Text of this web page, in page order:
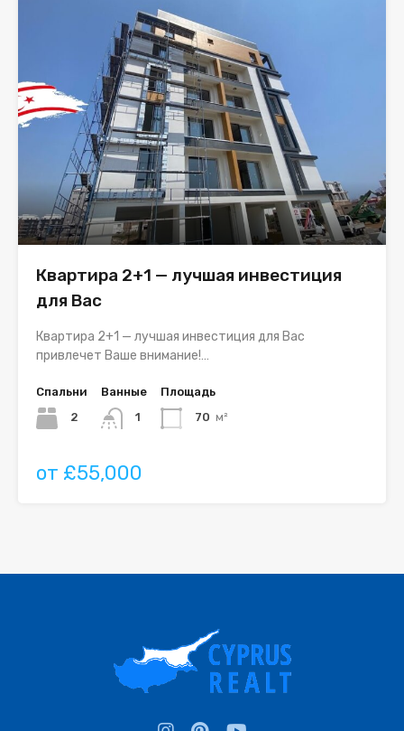
Квартира 2+1 — лучшая инвестиция
для Вас
Квартира 2+1 — лучшая инвестиция для Вас
привлечет Ваше внимание!…
Спальни
2
Ванные
1
Площадь
70 м²
от £55,000